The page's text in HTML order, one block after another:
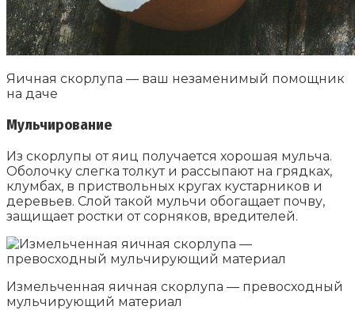
Яичная скорлупа — ваш незаменимый помощник
на даче
Мульчирование
Из скорлупы от яиц получается хорошая мульча.
Оболочку слегка толкут и рассыпают на грядках,
клумбах, в приствольных кругах кустарников и
деревьев. Слой такой мульчи обогащает почву,
защищает ростки от сорняков, вредителей.
Измельченная яичная скорлупа — превосходный
мульчирующий материал